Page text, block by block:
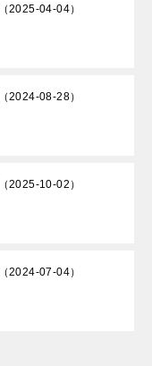
2025-04-04）
2024-08-28）
2025-10-02）
2024-07-04）